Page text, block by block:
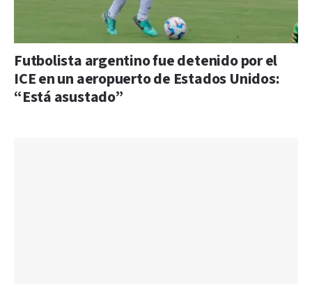
Futbolista argentino fue detenido por el
ICE en un aeropuerto de Estados Unidos:
“Está asustado”